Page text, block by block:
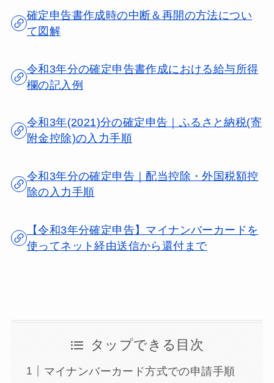
確定申告書作成時の中断＆再開の方法につい
て図解
令和3年分の確定申告書作成における給与所得
欄の記入例
令和3年(2021)分の確定申告｜ふるさと納税(寄
附金控除)の入力手順
令和3年分の確定申告｜配当控除・外国税額控
除の入力手順
【令和3年分確定申告】マイナンバーカードを
使ってネット経由送信から還付まで
タップできる目次
マイナンバーカード方式での申請手順